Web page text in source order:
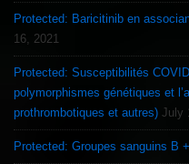
Protected: Baricitinib en
16, 2021
Protected: Susceptibilités
polymorphismes génétiques et
prothrombotiques et autres) July
Protected: Groupes sanguins B